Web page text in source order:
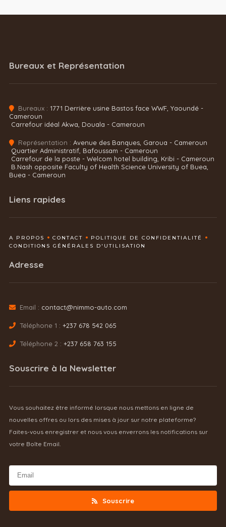
Bureaux et Représentation
Bureaux : 1771 Derrière usine Bastos face WWF, Yaoundé -
Cameroun
Carrefour idéal Akwa, Douala - Cameroun
Représentation : Avenue des Banques, Garoua - Cameroun
Quartier Administratif, Bafoussam - Cameroun
Carrefour de la poste - Welcom hotel building, Kribi - Cameroun
B.Nash opposite Faculty of Health Science University of Buea,
Buea - Cameroun
Liens rapides
A PROPOS CONTACT
POLITIQUE DE CONFIDENTIALITÉ
CONDITIONS GÉNÉRALES D'UTILISATION
Adresse
Email : contact@nimmo-auto.com
Téléphone 1 : +237 678 542 065
Téléphone 2 : +237 658 763 155
Souscrire à la Newsletter
Vous souhaitez être informé lorsque nous mettons en ligne de
nouvelles offres ou lors des mises à jour sur notre plateforme?
Faites-vous enregistrer et nous vous enverrons les notifications sur
votre Boîte Email.
Souscrire